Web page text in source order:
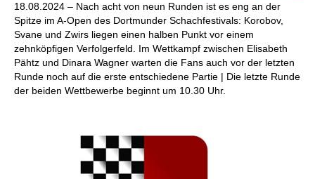
18.08.2024 – Nach acht von neun Runden ist es eng an der
Spitze im A-Open des Dortmunder Schachfestivals: Korobov,
Svane und Zwirs liegen einen halben Punkt vor einem
zehnköpfigen Verfolgerfeld. Im Wettkampf zwischen Elisabeth
Pähtz und Dinara Wagner warten die Fans auch vor der letzten
Runde noch auf die erste entschiedene Partie | Die letzte Runde
der beiden Wettbewerbe beginnt um 10.30 Uhr.